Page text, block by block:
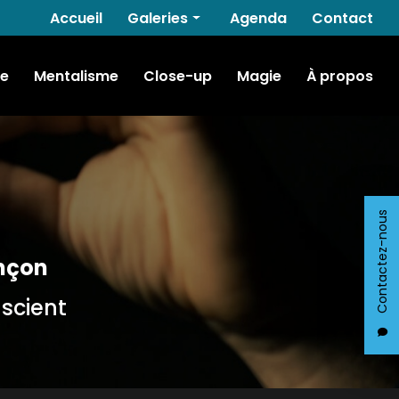
Navigation secondaire
Accueil Galeries
Mentalisme
Close-up
Magie
Agenda Contact
Contactez-nous
Mentalisme Close-up Magie À propos